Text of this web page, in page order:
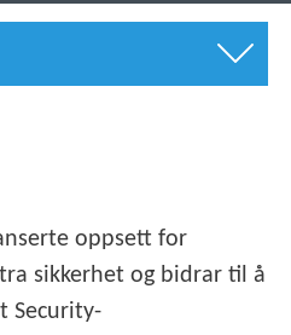
oppsett for
sikkerhet og bidrar til å
Security-